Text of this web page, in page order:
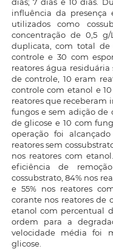
influência da presença
utilizados como
concentração de 0,5
duplicata, com total
controle e 30 com
reatores água
de controle, 10 eram
controle com etanol e
reatores que receberam
fungos e sem adição de
de glicose e 10 com
operação foi
reatores sem
nos reatores com
eficiência de
cossubstrato, 84% nos
e 55% nos reatores
corante nos reatores de
etanol com percentual
ordem para a
velocidade média foi
glicose.